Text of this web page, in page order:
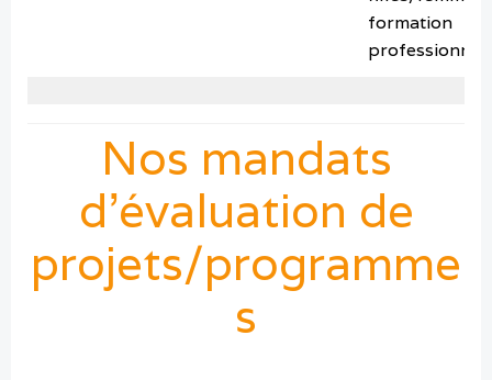
formation
Nos mandats
d’évaluation de
projets/programme
s